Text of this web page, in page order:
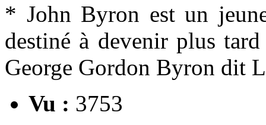
* John Byron est un
destiné à devenir plus
George Gordon Byron dit
Vu : 3753